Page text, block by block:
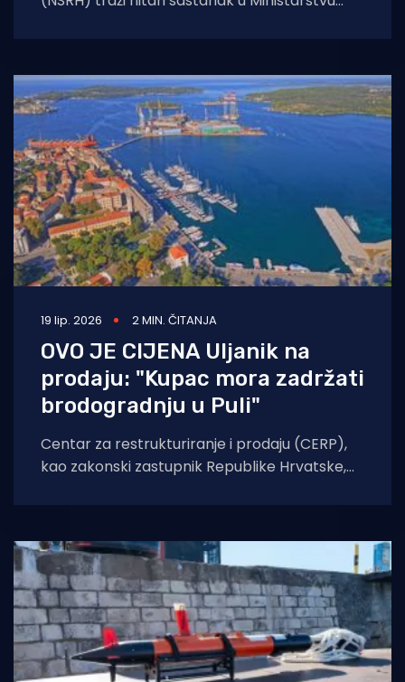
radnih mjesta, niske osnovne plaće
19 lip. 2026 2 MIN. ČITANJA
OVO JE CIJENA Uljanik na
prodaju: "Kupac mora zadržati
brodogradnju u Puli"
Centar za restrukturiranje i prodaju (CERP),
kao zakonski zastupnik Republike Hrvatske,
prikupljanje obvezujućih